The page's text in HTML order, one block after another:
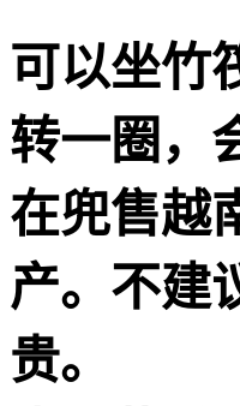
可以坐竹
转一圈，
在兜售越
产。不建
贵。